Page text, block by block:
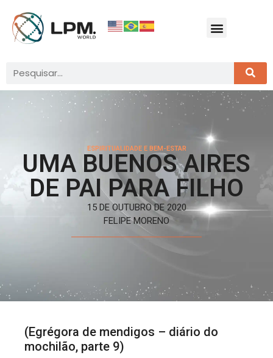
ESPIRITUALIDADE E BEM-ESTAR
UMA BUENOS AIRES
DE PAI PARA FILHO
15 DE OUTUBRO DE 2020
FELIPE MORENO
(Egrégora de mendigos – diário do
mochilão, parte 9)